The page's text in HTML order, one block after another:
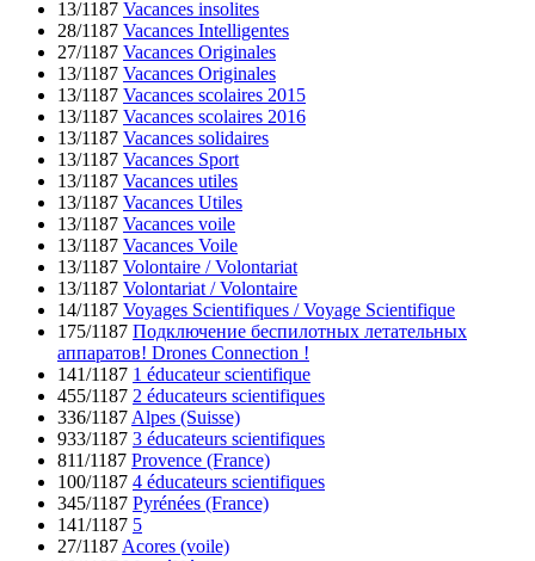
13/1187 Vacances insolites
28/1187 Vacances Intelligentes
27/1187 Vacances Originales
13/1187 Vacances Originales
13/1187 Vacances scolaires 2015
13/1187 Vacances scolaires 2016
13/1187 Vacances solidaires
13/1187 Vacances Sport
13/1187 Vacances utiles
13/1187 Vacances Utiles
13/1187 Vacances voile
13/1187 Vacances Voile
13/1187 Volontaire / Volontariat
13/1187 Volontariat / Volontaire
14/1187 Voyages Scientifiques / Voyage Scientifique
175/1187 Подключение беспилотных летательных
аппаратов! Drones Connection !
141/1187 1 éducateur scientifique
455/1187 2 éducateurs scientifiques
336/1187 Alpes (Suisse)
933/1187 3 éducateurs scientifiques
811/1187 Provence (France)
100/1187 4 éducateurs scientifiques
345/1187 Pyrénées (France)
141/1187 5
27/1187 Acores (voile)